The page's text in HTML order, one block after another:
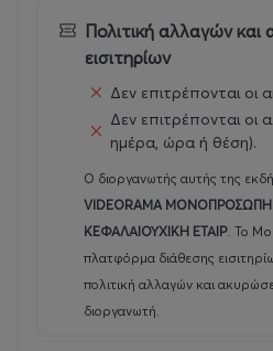
Πολιτική αλλαγών
εισιτηρίων
Δεν επιτρέπονται οι
Δεν επιτρέπονται οι
ημέρα, ώρα ή θέση).
Ο διοργανωτής αυτής της
VIDEORAMA ΜΟΝΟΠΡΟΣΩΠΗ
ΚΕΦΑΛΑΙΟΥΧΙΚΗ ΕΤΑΙΡ. Το
πλατφόρμα διάθεσης
πολιτική αλλαγών και
διοργανωτή.